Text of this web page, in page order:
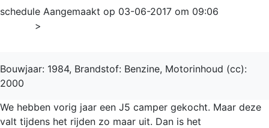
schedule Aangemaakt op 03-06-2017 om 09:06
>
Bouwjaar: 1984, Brandstof: Benzine, Motorinhoud (cc):
2000
We hebben vorig jaar een J5 camper gekocht. Maar deze
valt tijdens het rijden zo maar uit. Dan is het